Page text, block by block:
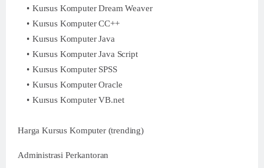
Kursus Komputer Dream Weaver
Kursus Komputer CC++
Kursus Komputer Java
Kursus Komputer Java Script
Kursus Komputer SPSS
Kursus Komputer Oracle
Kursus Komputer VB.net
Harga Kursus Komputer (trending)
Administrasi Perkantoran